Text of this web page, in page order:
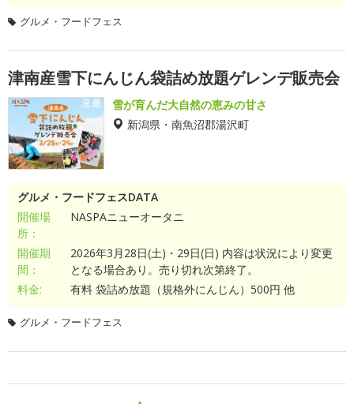
グルメ・フードフェス
津南産雪下にんじん袋詰め放題ゲレンデ販売会
雪が育んだ大自然の恵みの甘さ
新潟県・南魚沼郡湯沢町
グルメ・フードフェスDATA
開催場
所：
NASPAニューオータニ
開催期
間：
2026年3月28日(土)・29日(日) 内容は状況により変更
となる場合あり。売り切れ次第終了。
料金:
有料 袋詰め放題（規格外にんじん）500円 他
グルメ・フードフェス